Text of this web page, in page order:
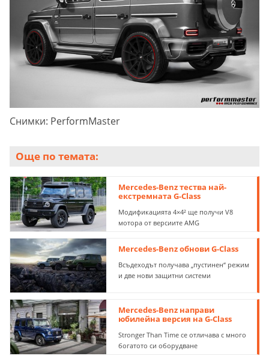
Снимки: PerformMaster
Още по темата:
Mercedes-Benz тества най-
екстремната G-Class
Модификацията 4×4² ще получи V8
мотора от версиите AMG
Mercedes-Benz обнови G-Class
Всъдеходът получава „пустинен“ режим
и две нови защитни системи
Mercedes-Benz направи
юбилейна версия на G-Class
Stronger Than Time се отличава с много
богатото си оборудване